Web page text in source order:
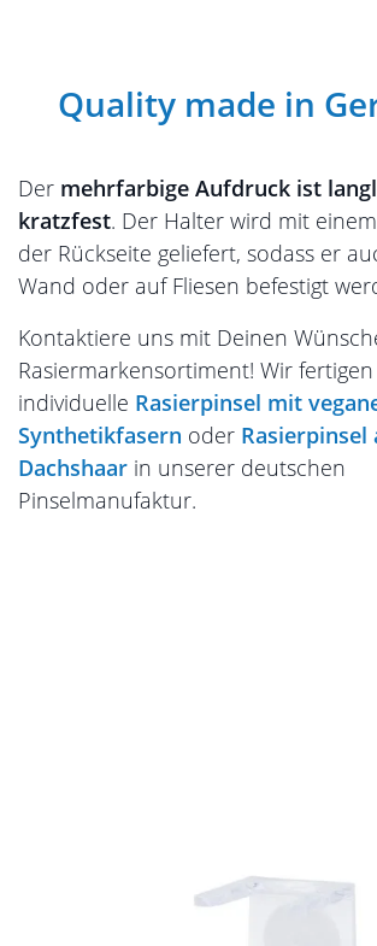
Quality made in
Der mehrfarbige Aufdruck ist
kratzfest. Der Halter wird mit
der Rückseite geliefert, sodass er
Wand oder auf Fliesen befestigt
Kontaktiere uns mit Deinen
Rasiermarkensortiment! Wir
individuelle Rasierpinsel mit
Synthetikfasern oder Rasierpinsel
Dachshaar in unserer deutschen
Pinselmanufaktur.